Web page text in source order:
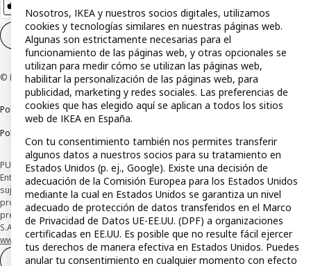
Configuración de cookies ES
© Inter IKEA Systems B.V 1999-2026
Política de privacidadPolítica de cookiesTérminos y condiciones
Política de divulgación responsable
PUBLICIDAD: *Financiación a través de la tarjeta IKEA VISA emitida por la
Entidad de Pago híbrida CaixaBank Payments & Consumer, E.F.C., E.P., S.A.U., y
sujeta a su organización. La entidad ha escogido como sistema de
protección de los fondos recibidos de usuarios de servicios de pago que
presta su depósito en una cuenta bancaria separada abierta en CaixaBank,
S.A. Conoce más acerca de las formas de pago de tu tarjeta aquí:
www.caixabankpc.com/es/productos. ​
Desistimiento del contrato
Nosotros, IKEA y nuestros socios digitales, utilizamos
cookies y tecnologías similares en nuestras páginas web.
Algunas son estrictamente necesarias para el
funcionamiento de las páginas web, y otras opcionales se
utilizan para medir cómo se utilizan las páginas web,
habilitar la personalización de las páginas web, para
publicidad, marketing y redes sociales. Las preferencias de
cookies que has elegido aquí se aplican a todos los sitios
web de IKEA en España.
Con tu consentimiento también nos permites transferir
algunos datos a nuestros socios para su tratamiento en
Estados Unidos (p. ej., Google). Existe una decisión de
adecuación de la Comisión Europea para los Estados Unidos
mediante la cual en Estados Unidos se garantiza un nivel
adecuado de protección de datos transferidos en el Marco
de Privacidad de Datos UE-EE.UU. (DPF) a organizaciones
certificadas en EE.UU. Es posible que no resulte fácil ejercer
tus derechos de manera efectiva en Estados Unidos. Puedes
anular tu consentimiento en cualquier momento con efecto